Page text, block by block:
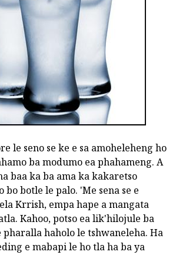
le seno se ke e sa amoheleheng ho
ba modumo ea phahameng. A
baa ka ba ama ka kakaretso
bo botle le palo. 'Me sena se e
Krrish, empa hape a mangata
Kahoo, potso ea lik'hilojule ba
haholo le tshwaneleha. Ha
e mabapi le ho tla ha ba ya